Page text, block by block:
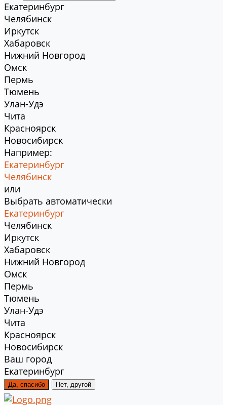
Екатеринбург
Челябинск
Иркутск
Хабаровск
Нижний Новгород
Омск
Пермь
Тюмень
Улан-Удэ
Чита
Красноярск
Новосибирск
Например:
Екатеринбург
Челябинск
или
Выбрать автоматически
Екатеринбург
Челябинск
Иркутск
Хабаровск
Нижний Новгород
Омск
Пермь
Тюмень
Улан-Удэ
Чита
Красноярск
Новосибирск
Ваш город
Екатеринбург
Да, спасибо Нет, другой